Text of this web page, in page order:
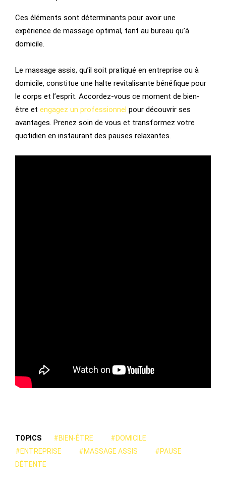
Ces éléments sont déterminants pour avoir une
expérience de massage optimal, tant au bureau qu’à
domicile.
Le massage assis, qu’il soit pratiqué en entreprise ou à
domicile, constitue une halte revitalisante bénéfique pour
le corps et l’esprit. Accordez-vous ce moment de bien-
être et engagez un professionnel pour découvrir ses
avantages. Prenez soin de vous et transformez votre
quotidien en instaurant des pauses relaxantes.
TOPICS #BIEN-ÊTRE
#DOMICILE
#ENTREPRISE
#MASSAGE ASSIS
#PAUSE
DÉTENTE